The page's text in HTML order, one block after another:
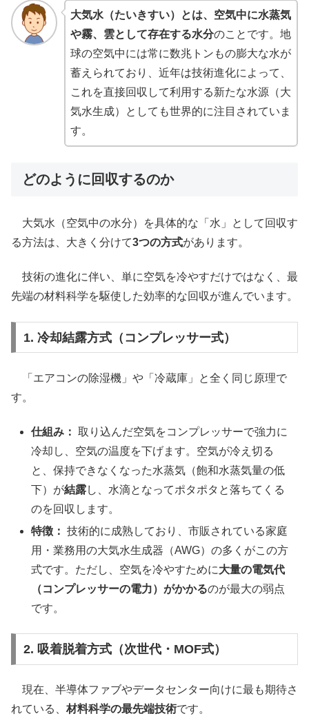
大気水（たいきすい）とは、空気中に水蒸気
や霧、雲として存在する水分のことです。地
球の空気中には常に数兆トンもの膨大な水が
蓄えられており、近年は技術進化によって、
これを直接回収して利用する新たな水源（大
気水生成）としても世界的に注目されていま
す。
どのように回収するのか
大気水（空気中の水分）を具体的な「水」として回収す
る方法は、大きく分けて3つの方式があります。
技術の進化に伴い、単に空気を冷やすだけではなく、最
先端の材料科学を駆使した効率的な回収が進んでいます。
1. 冷却結露方式（コンプレッサー式）
「エアコンの除湿機」や「冷蔵庫」と全く同じ原理で
す。
仕組み： 取り込んだ空気をコンプレッサーで強力に
冷却し、空気の温度を下げます。空気が冷え切る
と、保持できなくなった水蒸気（飽和水蒸気量の低
下）が結露し、水滴となってポタポタと落ちてくる
のを回収します。
特徴： 技術的に成熟しており、市販されている家庭
用・業務用の大気水生成器（AWG）の多くがこの方
式です。ただし、空気を冷やすために大量の電気代
（コンプレッサーの電力）がかかるのが最大の弱点
です。
2. 吸着脱着方式（次世代・MOF式）
現在、半導体ファブやデータセンター向けに最も期待さ
れている、 材料科学の最先端技術です。